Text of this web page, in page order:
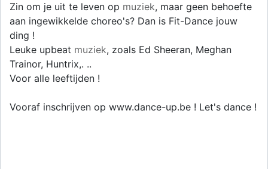
Zin om je uit te leven op muziek, maar geen behoefte
aan ingewikkelde choreo's? Dan is Fit-Dance jouw
ding !
Leuke upbeat muziek, zoals Ed Sheeran, Meghan
Trainor, Huntrix,. ..
Voor alle leeftijden !
Vooraf inschrijven op www.dance-up.be ! Let's dance !